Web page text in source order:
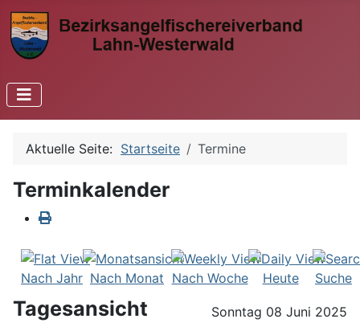
Aktuelle Seite: Startseite Termine
Terminkalender
Nach Jahr Nach Monat Nach Woche Heute Suche
Tagesansicht
Sonntag 08 Juni 2025